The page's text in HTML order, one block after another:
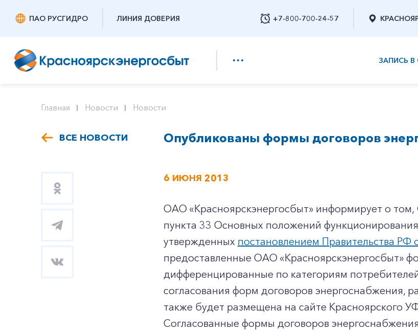
ПАО РУСГИДРО ЛИНИЯ ДОВЕРИЯ +7-800-700-24-57
Заказать обратный звонок
ЗАПИСЬ
Главная Новости Новости
ВСЕ НОВОСТИ Опубликованы формы договоров
6 ИЮНЯ 2013
ОАО «Красноярскэнергосбыт» информирует о
пункта 33 Основных положений
утвержденных постановлением Правительства РФ
предоставленные ОАО «Красноярскэнергосбыт»
дифференцированные по категориям
согласования форм договоров энергоснабжения,
также будет размещена на сайте Красноярского
Согласованные формы договоров